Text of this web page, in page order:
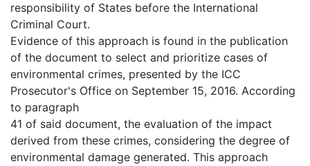
responsibility of States before the International
Criminal Court.
Evidence of this approach is found in the publication
of the document to select and prioritize cases of
environmental crimes, presented by the ICC
Prosecutor's Office on September 15, 2016. According
to paragraph
41 of said document, the evaluation of the impact
derived from these crimes, considering the degree of
environmental damage generated. This approach